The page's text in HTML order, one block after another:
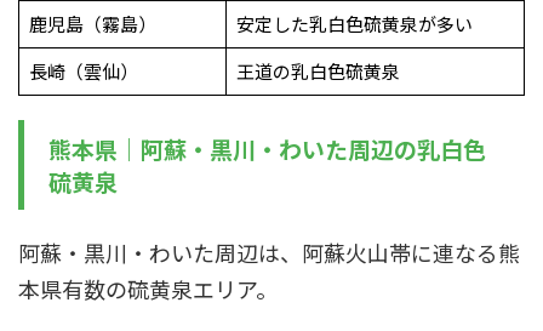
鹿児島（霧島）
安定した乳白色硫黄泉が多い
長崎（雲仙）
王道の乳白色硫黄泉
熊本県｜阿蘇・黒川・わいた周辺の乳白色
硫黄泉
阿蘇・黒川・わいた周辺は、阿蘇火山帯に連なる熊
本県有数の硫黄泉エリア。